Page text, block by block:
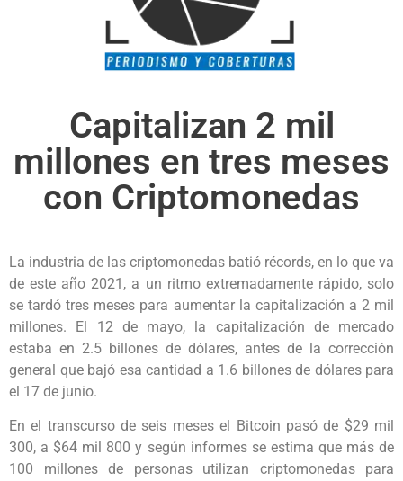
Capitalizan 2 mil
millones en tres meses
con Criptomonedas
La industria de las criptomonedas batió récords, en lo que va
de este año 2021, a un ritmo extremadamente rápido, solo
se tardó tres meses para aumentar la capitalización a 2 mil
millones. El 12 de mayo, la capitalización de mercado
estaba en 2.5 billones de dólares, antes de la corrección
general que bajó esa cantidad a 1.6 billones de dólares para
el 17 de junio.
En el transcurso de seis meses el Bitcoin pasó de $29 mil
300, a $64 mil 800 y según informes se estima que más de
100 millones de personas utilizan criptomonedas para